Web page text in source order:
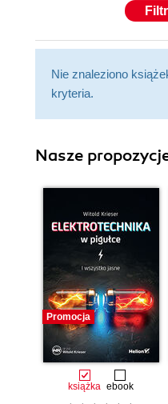
Nie znaleziono
kryteria.
Nasze
Promocja
książka ebook